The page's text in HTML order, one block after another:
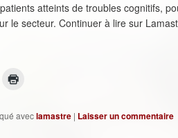
atteints de troubles cognitifs,
le secteur. Continuer à lire sur
aveclamastre | Laisser un commentaire